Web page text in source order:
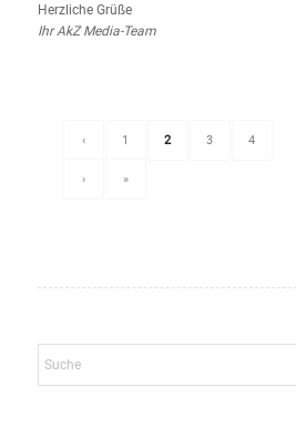
Herzliche Grüße
Ihr AkZ Media-Team
‹ 1 2 3 4
› »